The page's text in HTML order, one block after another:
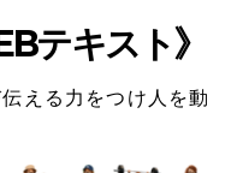
テキスト》
える力をつけ人を動